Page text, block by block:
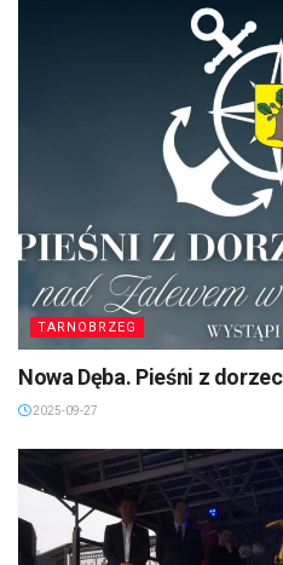
TARNOBRZEG
Nowa Dęba. Pieśni z
2025-09-27